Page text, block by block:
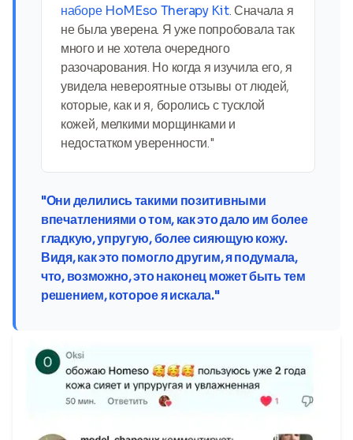
наборе HoMEso Therapy Kit. Сначала я
не была уверена. Я уже попробовала так
много и не хотела очередного
разочарования. Но когда я изучила его, я
увидела невероятные отзывы от людей,
которые, как и я, боролись с тусклой
кожей, мелкими морщинками и
недостатком уверенности."
"Они делились такими позитивными
впечатлениями о том, как это дало им более
гладкую, упругую, более сияющую кожу.
Видя, как это помогло другим, я подумала,
что, возможно, это наконец может быть тем
решением, которое я искала."